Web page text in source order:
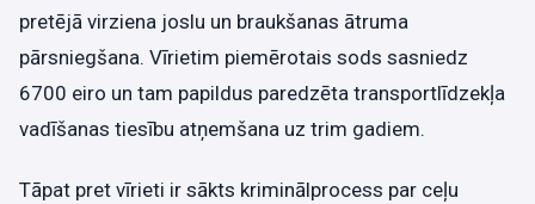
pretējā virziena joslu un braukšanas ātruma
pārsniegšana. Vīrietim piemērotais sods sasniedz
6700 eiro un tam papildus paredzēta transportlīdzekļa
vadīšanas tiesību atņemšana uz trim gadiem.
Tāpat pret vīrieti ir sākts kriminālprocess par ceļu